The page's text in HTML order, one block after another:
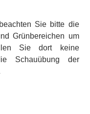
Sie bitte die
Grünbereichen um
Sie dort keine
Schauübung der